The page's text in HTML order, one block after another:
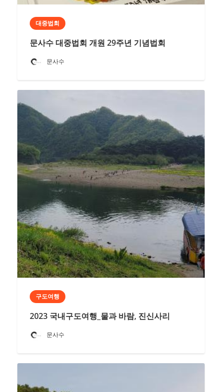
대중법회
문사수 대중법회 개원 29주년 기념법회
문사수
구도여행
2023 국내구도여행_물과 바람, 진신사리
문사수